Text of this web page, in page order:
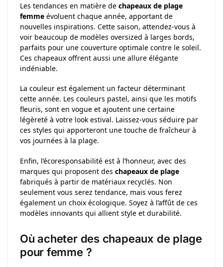
Les tendances en matière de chapeaux de plage
femme évoluent chaque année, apportant de
nouvelles inspirations. Cette saison, attendez-vous à
voir beaucoup de modèles oversized à larges bords,
parfaits pour une couverture optimale contre le soleil.
Ces chapeaux offrent aussi une allure élégante
indéniable.
La couleur est également un facteur déterminant
cette année. Les couleurs pastel, ainsi que les motifs
fleuris, sont en vogue et ajoutent une certaine
légèreté à votre look estival. Laissez-vous séduire par
ces styles qui apporteront une touche de fraîcheur à
vos journées à la plage.
Enfin, l’écoresponsabilité est à l’honneur, avec des
marques qui proposent des chapeaux de plage
fabriqués à partir de matériaux recyclés. Non
seulement vous serez tendance, mais vous ferez
également un choix écologique. Soyez à l’affût de ces
modèles innovants qui allient style et durabilité.
Où acheter des chapeaux de plage
pour femme ?